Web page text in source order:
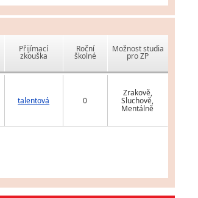
Přijímací
zkouška
Roční
školné
Možnost studia
pro ZP
talentová 0
Zrakově,
Sluchově,
Mentálně